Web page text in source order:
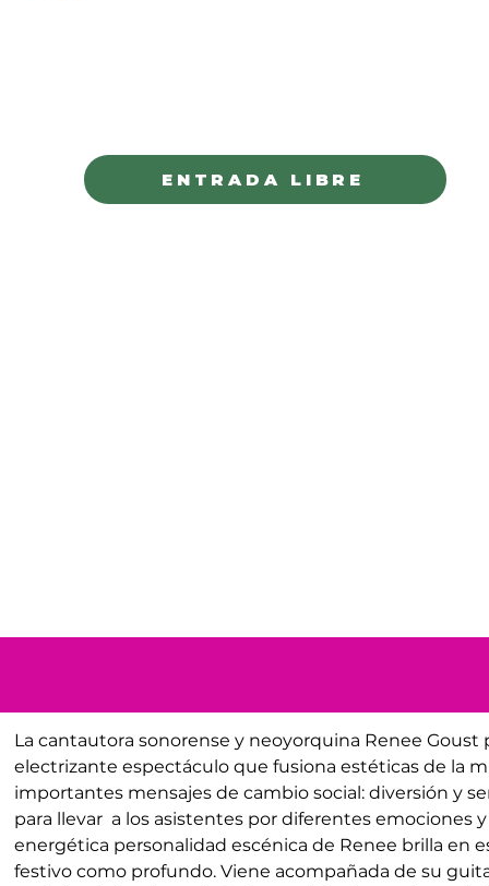
ENTRADA LIBRE
La cantautora sonorense y neoyorquina Renee
electrizante espectáculo que fusiona estéticas de la
importantes mensajes de cambio social: diversión y
para llevar  a los asistentes por diferentes emociones
energética personalidad escénica de Renee brilla en
festivo como profundo. Viene acompañada de su